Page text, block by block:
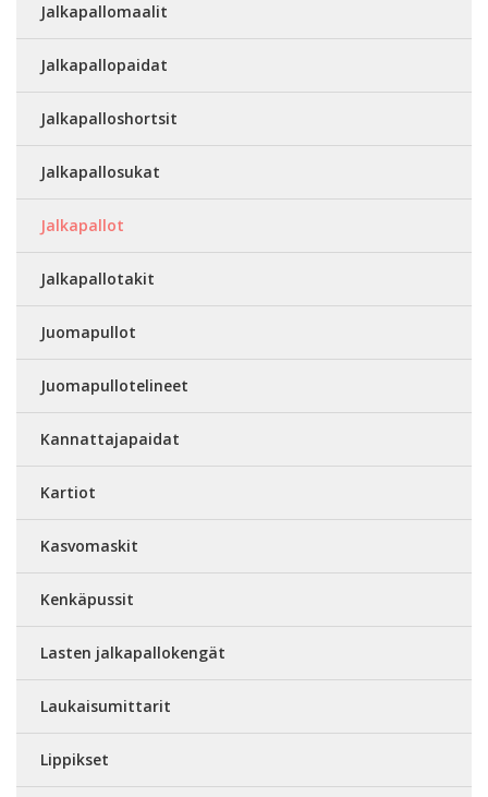
Jalkapallomaalit
Jalkapallopaidat
Jalkapalloshortsit
Jalkapallosukat
Jalkapallot
Jalkapallotakit
Juomapullot
Juomapullotelineet
Kannattajapaidat
Kartiot
Kasvomaskit
Kenkäpussit
Lasten jalkapallokengät
Laukaisumittarit
Lippikset